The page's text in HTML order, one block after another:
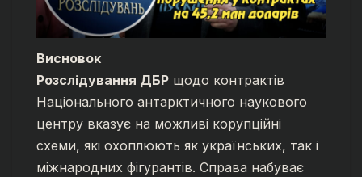
Висновок
Розслідування ДБР щодо контрактів
Національного антарктичного наукового
центру вказує на можливі корупційні
схеми, які охоплюють як українських, так і
міжнародних фігурантів. Справа набуває